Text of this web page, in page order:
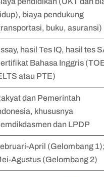
biaya pendukung
buku, asuransi)
hasil Tes IQ, hasil tes
Bahasa Inggris
atau PTE)
dan Pemerintah
khususnya
dan LPDP
April (Gelombang
Agustus (Gelombang 2)